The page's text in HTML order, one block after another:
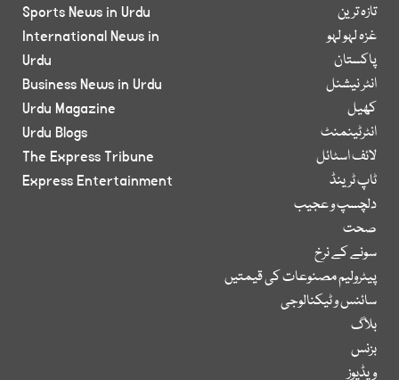
تازہ ترین
غزہ لہو لہو
پاکستان
انٹر نیشنل
کھیل
انٹرٹینمنٹ
لائف اسٹائل
ٹاپ ٹرینڈ
دلچسپ و عجیب
صحت
سونے کے نرخ
پیٹرولیم مصنوعات کی قیمتیں
سائنس و ٹیکنالوجی
بلاگ
بزنس
ویڈیوز
Sports News in Urdu
International News in
Urdu
Business News in Urdu
Urdu Magazine
Urdu Blogs
The Express Tribune
Express Entertainment